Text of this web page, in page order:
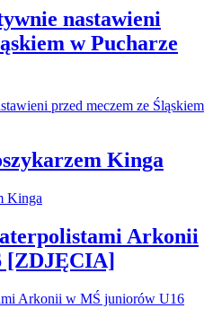
nastawieni
w Pucharze
Kinga
Arkonii
[ZDJĘCIA]